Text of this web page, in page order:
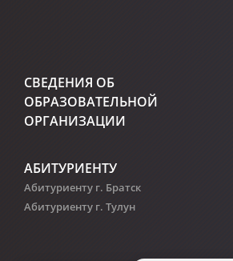
СВЕДЕНИЯ ОБ
ОБРАЗОВАТЕЛЬНОЙ
ОРГАНИЗАЦИИ
АБИТУРИЕНТУ
Абитуриенту г. Братск
Абитуриенту г. Тулун